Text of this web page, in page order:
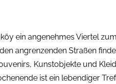
ein angenehmes Viertel
angrenzenden Straßen
Kunstobjekte und
ist ein lebendiger